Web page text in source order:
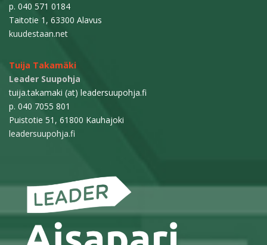
p. 040 571 0184
Taitotie 1, 63300 Alavus
kuudestaan.net
Tuija Takamäki
Leader Suupohja
tuija.takamaki (at) leadersuupohja.fi
p. 040 7055 801
Puistotie 51, 61800 Kauhajoki
leadersuupohja.fi